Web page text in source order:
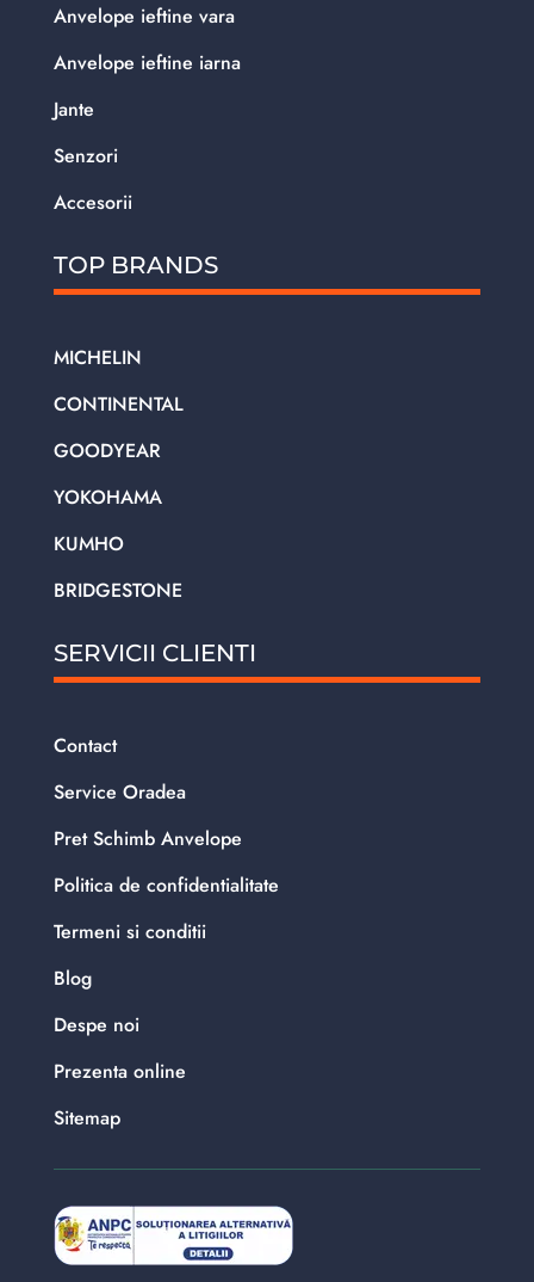
Anvelope ieftine vara
Anvelope ieftine iarna
Jante
Senzori
Accesorii
TOP BRANDS
MICHELIN
CONTINENTAL
GOODYEAR
YOKOHAMA
KUMHO
BRIDGESTONE
SERVICII CLIENTI
Contact
Service Oradea
Pret Schimb Anvelope
Politica de confidentialitate
Termeni si conditii
Blog
Despe noi
Prezenta online
Sitemap